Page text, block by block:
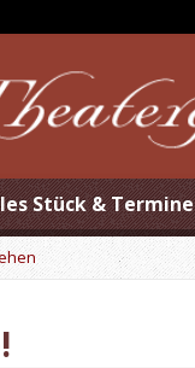
Stück & Termine